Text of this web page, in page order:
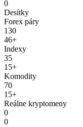
0
Desítky
Forex páry
130
46+
Indexy
35
15+
Komodity
70
15+
Reálne kryptomeny
0
0